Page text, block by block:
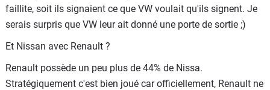
faillite, soit ils signaient ce que VW voulait qu'ils signent. Je
serais surpris que VW leur ait donné une porte de sortie ;)
Et Nissan avec Renault ?
Renault possède un peu plus de 44% de Nissa.
Stratégiquement c'est bien joué car officiellement, Renault ne